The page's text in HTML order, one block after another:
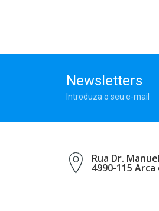
Newsletters
Introduza o seu e-mail
Rua Dr.
4990-115